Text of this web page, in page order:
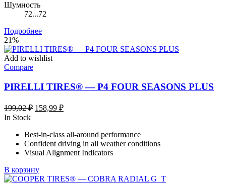
Шумность
72...72
Подробнее
21%
Add to wishlist
Compare
PIRELLI TIRES® — P4 FOUR SEASONS PLUS
199,02₽ Первоначальная
199,02 ₽.
158,99 ₽Текущая
In Stock
Best-in-class all-around performance
Confident driving in all weather conditions
Visual Alignment Indicators
В корзину